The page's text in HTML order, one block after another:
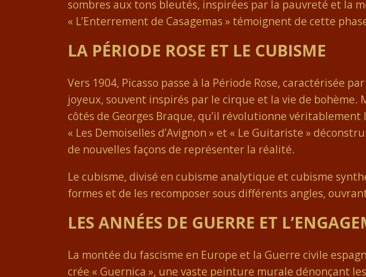
sombres aux tons bleutés, inspirées par la pauvreté et la
« L’Enterrement de Casagemas » témoignent de cette
LA PÉRIODE ROSE ET LE CUBISME
Vers 1904, Picasso passe à la Période Rose, caractérisée
joyeux, souvent inspirés par le cirque et la vie de bohème.
côtés de Georges Braque, qu’il révolutionne
« Les Demoiselles d’Avignon » et « Le Guitariste »
de nouvelles façons de représenter la réalité.
Le cubisme, divisé en cubisme analytique et cubisme
formes et de les recomposer sous différents angles,
LES ANNÉES DE GUERRE ET
La montée du fascisme en Europe et la Guerre civile
crée « Guernica », une vaste peinture murale dénonçant